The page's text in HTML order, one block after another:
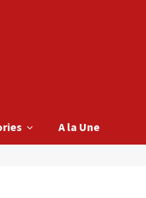
A la Une